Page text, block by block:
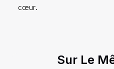
cœur.
Sur Le